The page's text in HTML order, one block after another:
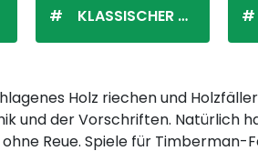
KLASSISCHER SOLITÄR
Holz riechen und
und der Vorschriften. Natürlich
Reue. Spiele für